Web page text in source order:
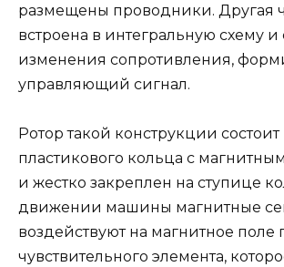
размещены проводники. Другая
встроена в интегральную схему и
изменения сопротивления,
управляющий сигнал.
Ротор такой конструкции состоит
пластикового кольца с
и жестко закреплен на ступице
движении машины магнитные
воздействуют на магнитное поле
чувствительного элемента,